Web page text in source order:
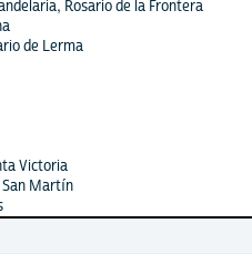
Rosario de la Frontera
de Lerma
Victoria
Martín